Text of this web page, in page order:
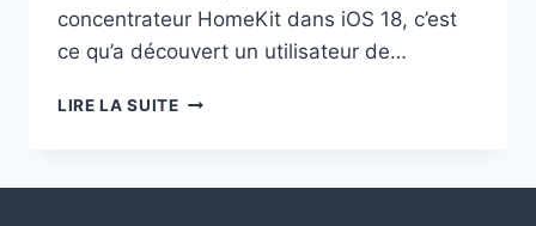
concentrateur HomeKit dans iOS 18, c’est
ce qu’a découvert un utilisateur de…
LIRE LA SUITEIOS